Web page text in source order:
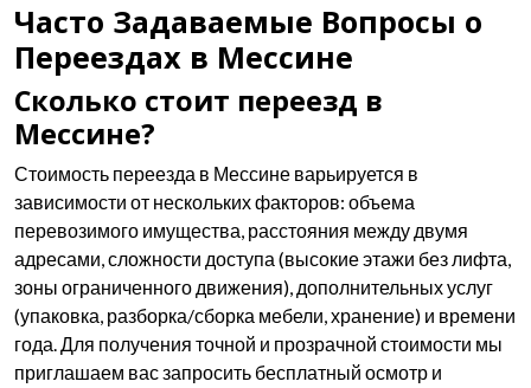
Часто Задаваемые Вопросы о
Переездах в Мессине
Сколько стоит переезд в
Мессине?
Стоимость переезда в Мессине варьируется в
зависимости от нескольких факторов: объема
перевозимого имущества, расстояния между двумя
адресами, сложности доступа (высокие этажи без лифта,
зоны ограниченного движения), дополнительных услуг
(упаковка, разборка/сборка мебели, хранение) и времени
года. Для получения точной и прозрачной стоимости мы
приглашаем вас запросить бесплатный осмотр и